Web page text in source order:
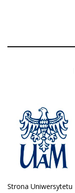
Strona Uniwersytetu